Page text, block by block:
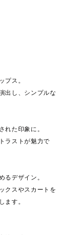
プス。
出し、シンプルな
れた印象に。
ラストが魅力で
るデザイン。
クスやスカートを
ます。